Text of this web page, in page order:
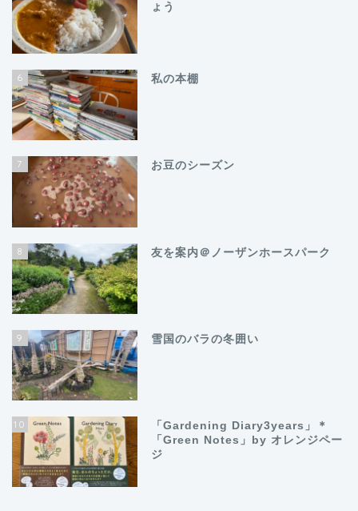
ょう
6 私の本棚
7 お豆のシーズン
8 友を案内＠ノーザンホースパーク
9 雪国のバラの冬囲い
10
「Gardening Diary3years」＊
「Green Notes」by オレンジペー
ジ